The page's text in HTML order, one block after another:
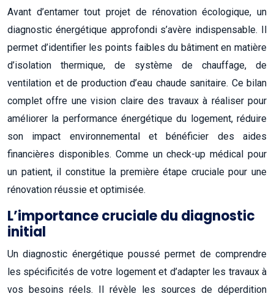
Avant d’entamer tout projet de rénovation écologique, un
diagnostic énergétique approfondi s’avère indispensable. Il
permet d’identifier les points faibles du bâtiment en matière
d’isolation thermique, de système de chauffage, de
ventilation et de production d’eau chaude sanitaire. Ce bilan
complet offre une vision claire des travaux à réaliser pour
améliorer la performance énergétique du logement, réduire
son impact environnemental et bénéficier des aides
financières disponibles. Comme un check-up médical pour
un patient, il constitue la première étape cruciale pour une
rénovation réussie et optimisée.
L’importance cruciale du diagnostic
initial
Un diagnostic énergétique poussé permet de comprendre
les spécificités de votre logement et d’adapter les travaux à
vos besoins réels. Il révèle les sources de déperdition